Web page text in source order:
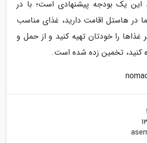
این یک بودجه پیشنهادی است؛ با در
در هاستل اقامت دارید، غذای مناسب
غذا‌ها را خودتان تهیه کنید و از حمل و
کنید، تخمین زده شده است.